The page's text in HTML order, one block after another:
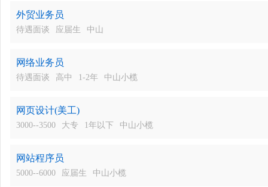
外贸业务员
待遇面谈 应届生 中山
网络业务员
待遇面谈 高中 1-2年 中山小榄
网页设计(美工)
3000--3500 大专 1年以下 中山小榄
网站程序员
5000--6000 应届生 中山小榄